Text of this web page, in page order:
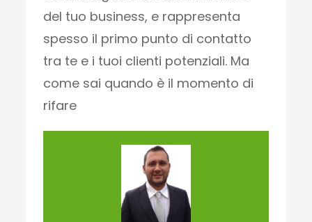
del tuo business, e rappresenta
spesso il primo punto di contatto
tra te e i tuoi clienti potenziali. Ma
come sai quando è il momento di
rifare